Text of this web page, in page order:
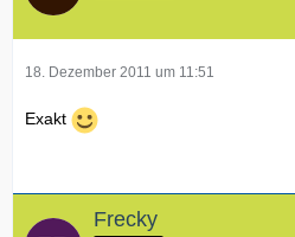
18. Dezember 2011 um 11:51
Exakt
Frecky